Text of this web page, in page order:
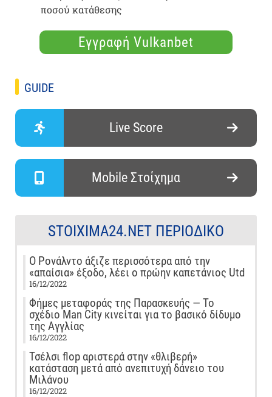
ποσού κατάθεσης
Εγγραφή Vulkanbet
GUIDE
Live Score
Mobile Στοίχημα
STOIXIMA24.NET ΠΕΡΙΟΔΙΚΌ
Ο Ρονάλντο άξιζε περισσότερα από την
«απαίσια» έξοδο, λέει ο πρώην καπετάνιος Utd
16/12/2022
Φήμες μεταφοράς της Παρασκευής — Το
σχέδιο Man City κινείται για το βασικό δίδυμο
της Αγγλίας
16/12/2022
Τσέλσι flop αριστερά στην «θλιβερή»
κατάσταση μετά από ανεπιτυχή δάνειο του
Μιλάνου
16/12/2022